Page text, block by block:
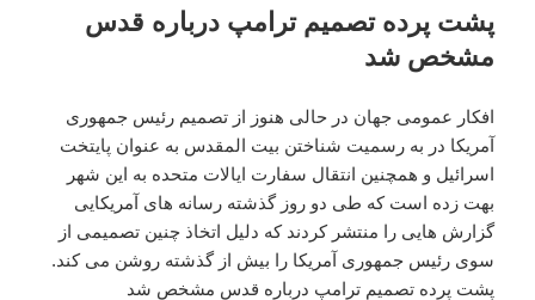
پشت پرده تصمیم ترامپ درباره قدس
مشخص شد
افکار عمومی جهان در حالی هنوز از تصمیم رئیس جمهوری
آمریکا در به رسمیت شناختن بیت المقدس به عنوان پایتخت
اسرائیل و همچنین انتقال سفارت ایالات متحده به این شهر
بهت زده است که طی دو روز گذشته رسانه های آمریکایی
گزارش هایی را منتشر کردند که دلیل اتخاذ چنین تصمیمی از
سوی رئیس جمهوری آمریکا را بیش از گذشته روشن می کند.
پشت پرده تصمیم ترامپ درباره قدس مشخص شد